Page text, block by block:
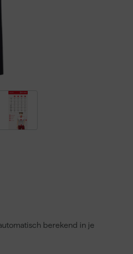
berekend in je